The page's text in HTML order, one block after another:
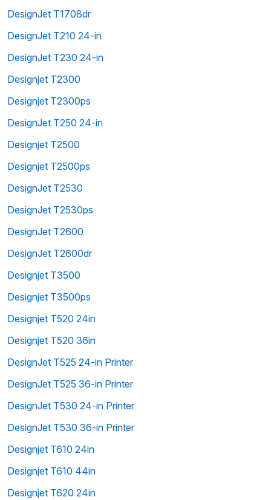
DesignJet T1708dr
DesignJet T210 24-in
DesignJet T230 24-in
Designjet T2300
Designjet T2300ps
DesignJet T250 24-in
Designjet T2500
Designjet T2500ps
DesignJet T2530
DesignJet T2530ps
DesignJet T2600
DesignJet T2600dr
Designjet T3500
Designjet T3500ps
Designjet T520 24in
Designjet T520 36in
DesignJet T525 24-in Printer
DesignJet T525 36-in Printer
DesignJet T530 24-in Printer
DesignJet T530 36-in Printer
Designjet T610 24in
Designjet T610 44in
Designjet T620 24in